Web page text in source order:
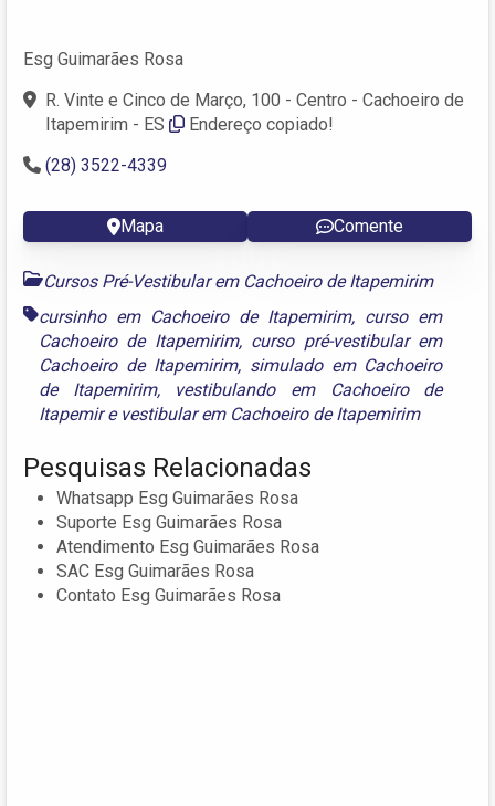
Esg Guimarães Rosa
R. Vinte e Cinco de Março, 100 - Centro - Cachoeiro de
Itapemirim - ES
Endereço copiado!
(28) 3522-4339
Mapa Comente
Cursos Pré-Vestibular em Cachoeiro de Itapemirim
cursinho em Cachoeiro de Itapemirim, curso em
Cachoeiro de Itapemirim, curso pré-vestibular em
Cachoeiro de Itapemirim, simulado em Cachoeiro
de Itapemirim, vestibulando em Cachoeiro de
Itapemire vestibular em Cachoeiro de Itapemirim
Pesquisas Relacionadas
Whatsapp Esg Guimarães Rosa
Suporte Esg Guimarães Rosa
Atendimento Esg Guimarães Rosa
SAC Esg Guimarães Rosa
Contato Esg Guimarães Rosa